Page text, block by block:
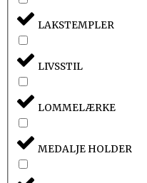
LAKSTEMPLER
LIVSSTIL
LOMMELÆRKE
MEDALJE HOLDER